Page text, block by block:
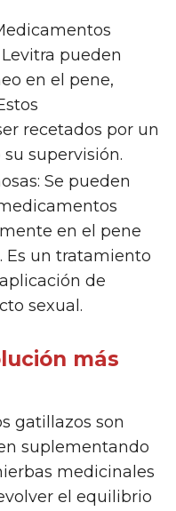
pueden
en el pene,
recetados por un
supervisión.
Se pueden
en el pene
Es un tratamiento
de
sexual.
más
gatillazos son
suplementando
medicinales
el equilibrio